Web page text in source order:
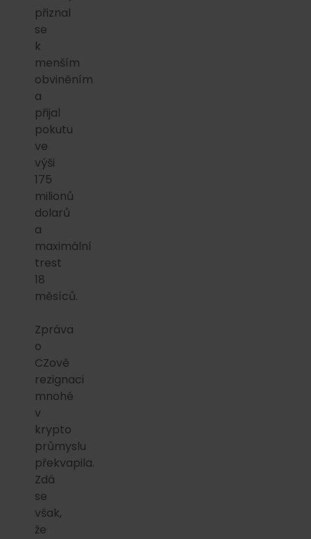
přiznal
se
k
menším
obviněním
a
přijal
pokutu
ve
výši
175
milionů
dolarů
a
maximální
trest
18
měsíců.
Zpráva
o
CZově
rezignaci
mnohé
v
krypto
průmyslu
překvapila.
Zdá
se
však,
že